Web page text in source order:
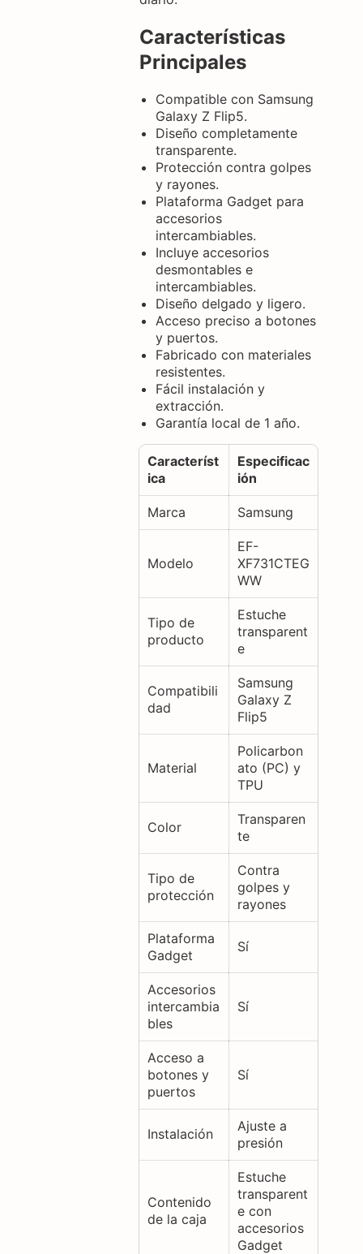
Características
Principales
Compatible con Samsung
Galaxy Z Flip5.
Diseño completamente
transparente.
Protección contra golpes
y rayones.
Plataforma Gadget para
accesorios
intercambiables.
Incluye accesorios
desmontables e
intercambiables.
Diseño delgado y ligero.
Acceso preciso a botones
y puertos.
Fabricado con materiales
resistentes.
Fácil instalación y
extracción.
Garantía local de 1 año.
Característ
ica
Especificac
ión
Marca Samsung
Modelo
EF-
XF731CTEG
WW
Tipo de
producto
Estuche
transparent
e
Compatibili
dad
Samsung
Galaxy Z
Flip5
Material
Policarbon
ato (PC) y
TPU
Color
Transparen
te
Tipo de
protección
Contra
golpes y
rayones
Plataforma
Gadget
Sí
Accesorios
intercambia
bles
Sí
Acceso a
botones y
puertos
Sí
Instalación
Ajuste a
presión
Contenido
de la caja
Estuche
transparent
e con
accesorios
Gadget